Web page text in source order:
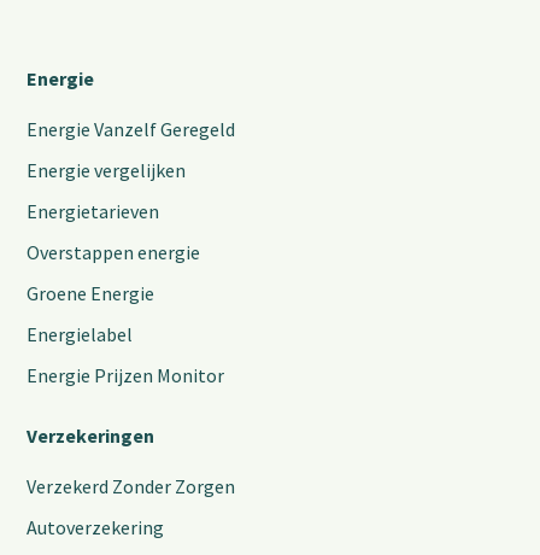
Energie
Energie Vanzelf Geregeld
Energie vergelijken
Energietarieven
Overstappen energie
Groene Energie
Energielabel
Energie Prijzen Monitor
Verzekeringen
Verzekerd Zonder Zorgen
Autoverzekering